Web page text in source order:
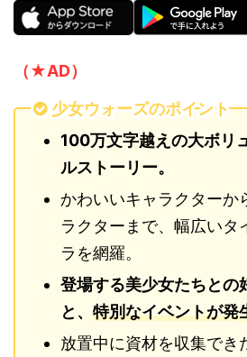
（★AD）
少女ウォーズのポイント
100万文字越えの大ボリ
ルストーリー。
かわいいキャラクターか
ラクターまで、幅広いタ
ラを網羅。
登場する美少女たちとの
と、 特別なイベントが発
放置中に資材を収集でき